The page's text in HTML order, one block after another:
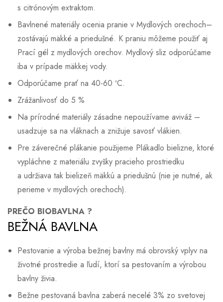
s citrónovým extraktom.
Bavlnené materiály ocenia pranie v Mydlových orechoch–
zostávajú mäkké a priedušné. K praniu môžeme použiť aj
Prací gél z mydlových orechov. Mydlový sliz odporúčame
iba v prípade mäkkej vody.
Odporúčame prať na 40-60 ºC.
Zrážanlivosť do 5 %
Na prírodné materiály zásadne nepoužívame aviváž –
usadzuje sa na vláknach a znižuje savosť vlákien.
Pre záverečné plákanie použijeme Plákadlo bielizne, ktoré
vypláchne z materiálu zvyšky pracieho prostriedku
a udržiava tak bielizeň mäkkú a priedušnú (nie je nutné, ak
perieme v mydlových orechoch).
PREČO BIOBAVLNA ?
BEŽNÁ BAVLNA
Pestovanie a výroba bežnej bavlny má obrovský vplyv na
životné prostredie a ľudí, ktorí sa pestovaním a výrobou
bavlny živia.
Bežne pestovaná bavlna zaberá necelé 3% zo svetovej